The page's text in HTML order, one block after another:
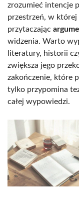
zrozumieć intencje
przestrzeń, w której
przytaczając
widzenia. Warto
literatury, historii
zwiększa jego
zakończenie, które
tylko przypomina
całej wypowiedzi.